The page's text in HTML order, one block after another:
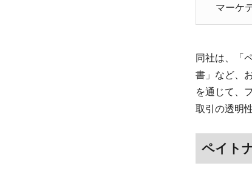
マーケ
同社は、「
書」など、
を通じて、
取引の透明
ペイト